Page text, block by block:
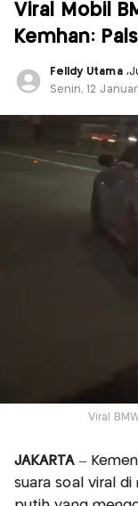
Viral Mobil
Kemhan:
Felldy Utama ,
Senin, 12
Viral
JAKARTA–
suara soal viral